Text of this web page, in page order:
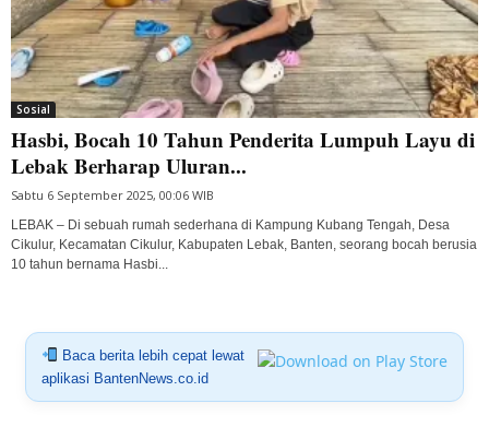
Sosial
Hasbi, Bocah 10 Tahun Penderita Lumpuh Layu di
Lebak Berharap Uluran...
Sabtu 6 September 2025, 00:06 WIB
LEBAK – Di sebuah rumah sederhana di Kampung Kubang Tengah, Desa
Cikulur, Kecamatan Cikulur, Kabupaten Lebak, Banten, seorang bocah berusia
10 tahun bernama Hasbi...
Baca berita lebih cepat lewat
aplikasi BantenNews.co.id